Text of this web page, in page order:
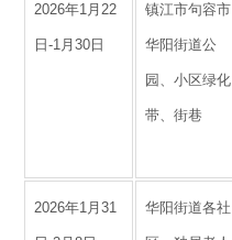
2026年1月22
日-1月30日
镇江市句容市
华阳街道公
园、小区绿化
带、街巷
2026年1月31 华阳街道各社